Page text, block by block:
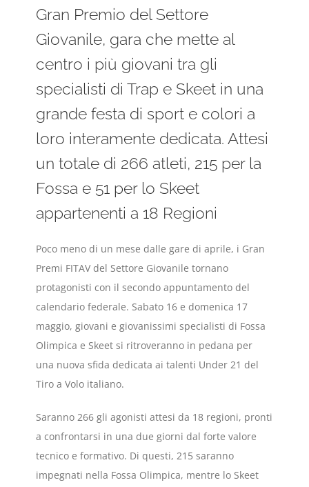
Gran Premio del Settore
Giovanile, gara che mette al
centro i più giovani tra gli
specialisti di Trap e Skeet in una
grande festa di sport e colori a
loro interamente dedicata. Attesi
un totale di 266 atleti, 215 per la
Fossa e 51 per lo Skeet
appartenenti a 18 Regioni
Poco meno di un mese dalle gare di aprile, i Gran
Premi FITAV del Settore Giovanile tornano
protagonisti con il secondo appuntamento del
calendario federale. Sabato 16 e domenica 17
maggio, giovani e giovanissimi specialisti di Fossa
Olimpica e Skeet si ritroveranno in pedana per
una nuova sfida dedicata ai talenti Under 21 del
Tiro a Volo italiano.
Saranno 266 gli agonisti attesi da 18 regioni, pronti
a confrontarsi in una due giorni dal forte valore
tecnico e formativo. Di questi, 215 saranno
impegnati nella Fossa Olimpica, mentre lo Skeet